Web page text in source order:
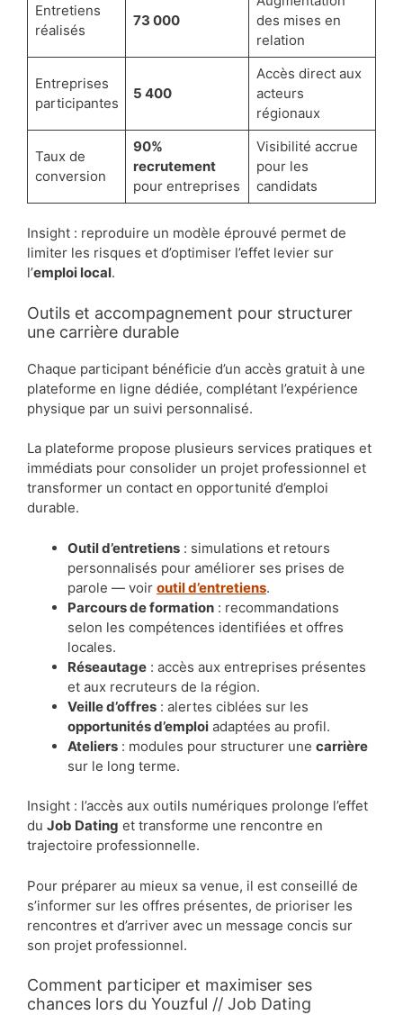
Entretiens
réalisés
73 000
des mises en
relation
Entreprises
participantes
5 400
Accès direct aux
acteurs
régionaux
Taux de
conversion
90%
recrutement
pour entreprises
Visibilité accrue
pour les
candidats
Insight : reproduire un modèle éprouvé permet de
limiter les risques et d’optimiser l’effet levier sur
l’emploi local.
Outils et accompagnement pour structurer
une carrière durable
Chaque participant bénéficie d’un accès gratuit à une
plateforme en ligne dédiée, complétant l’expérience
physique par un suivi personnalisé.
La plateforme propose plusieurs services pratiques et
immédiats pour consolider un projet professionnel et
transformer un contact en opportunité d’emploi
durable.
Outil d’entretiens : simulations et retours
personnalisés pour améliorer ses prises de
parole — voir outil d’entretiens.
Parcours de formation : recommandations
selon les compétences identifiées et offres
locales.
Réseautage : accès aux entreprises présentes
et aux recruteurs de la région.
Veille d’offres : alertes ciblées sur les
opportunités d’emploi adaptées au profil.
Ateliers : modules pour structurer une carrière
sur le long terme.
Insight : l’accès aux outils numériques prolonge l’effet
du Job Dating et transforme une rencontre en
trajectoire professionnelle.
Pour préparer au mieux sa venue, il est conseillé de
s’informer sur les offres présentes, de prioriser les
rencontres et d’arriver avec un message concis sur
son projet professionnel.
Comment participer et maximiser ses
chances lors du Youzful // Job Dating